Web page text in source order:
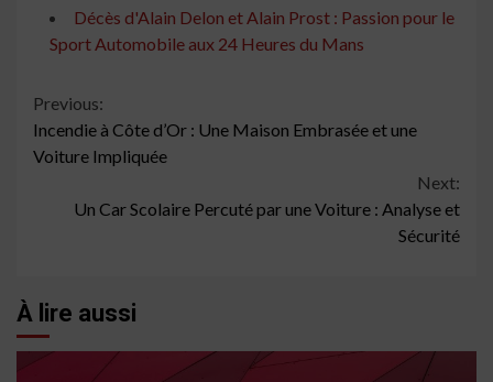
Décès d'Alain Delon et Alain Prost : Passion pour le
Sport Automobile aux 24 Heures du Mans
Continue
Reading
Previous:
Incendie à Côte d’Or : Une Maison Embrasée et une
Voiture Impliquée
Next:
Un Car Scolaire Percuté par une Voiture : Analyse et
Sécurité
À lire aussi